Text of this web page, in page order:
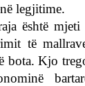
legjitime.
është
të
bota. Kjo